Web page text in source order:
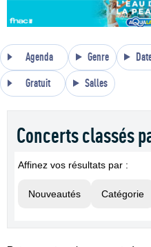
Agenda Genre
Gratuit Salles
Concerts classés
Affinez vos résultats par :
Nouveautés Catégorie